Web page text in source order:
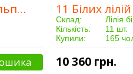
101 Різнобарвний тюльпан 11 Білих лілій
Склад:
Лілія
Кількість:
11 шт.
Купили:
165
10 360 грн.